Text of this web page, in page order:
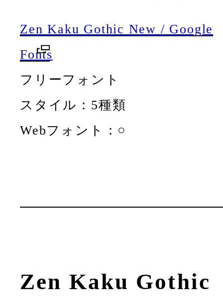
Zen Kaku Gothic New / Google
Fonts
フリーフォント
スタイル：5種類
Webフォント：○
Zen Kaku Gothic